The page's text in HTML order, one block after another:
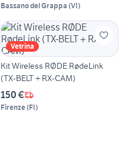
Bassano del Grappa (VI)
Vetrina
Kit Wireless RØDE RødeLink
(TX-BELT + RX-CAM)
150 €
Firenze(FI)